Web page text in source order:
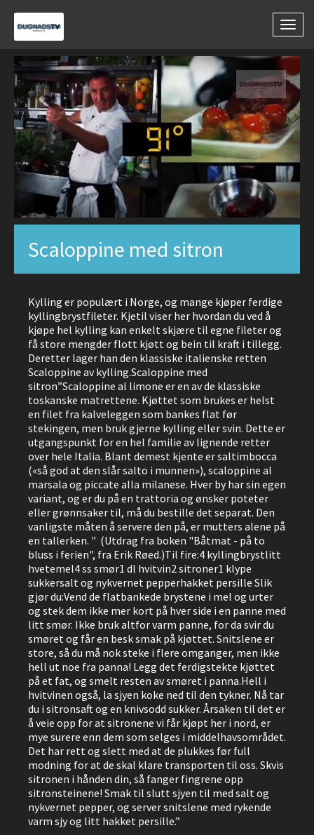
Scaloppine med sitron
Kylling er populært i Norge, og mange kjøper ferdige
kyllingbrystfileter. Kjetil viser her hvordan du ved å
kjøpe hel kylling kan enkelt skjære til egne fileter og
få store mengder flott kjøtt og bein til kraft i tillegg.
Deretter lager han den klassiske italienske retten
Scaloppine av kylling.Scaloppine med
sitron”Scaloppine al limone er en av de klassiske
toskanske matrettene. Kjøttet som brukes er helst
en filet fra kalveleggen som bankes flat før
stekingen, men bruk gjerne kylling eller svin. Dette er
utgangspunkt for en hel familie av lignende retter
over hele Italia. Blant demest kjente er saltimbocca
(«så god at den slår salto i munnen»), scaloppine al
marsala og piccate alla milanese. Hver by har sin egen
variant, og er du på en trattoria og ønsker poteter
eller grønnsaker til, må du bestille det separat. Den
vanligste måten å servere den på, er mutters alene på
en tallerken. " (Utdrag fra boken "Båtmat - på to
bluss i ferien", fra Erik Røed.)Til fire:4 kyllingbrystlitt
hvetemel4 ss smør1 dl hvitvin2 sitroner1 klype
sukkersalt og nykvernet pepperhakket persille Slik
gjør du:Vend de flatbankede brystene i mel og urter
og stek dem ikke mer kort på hver side i en panne med
litt smør. Ikke bruk altfor varm panne, for da svir du
smøret og får en besk smak på kjøttet. Snitslene er
store, så du må nok steke i flere omganger, men ikke
hell ut noe fra panna! Legg det ferdigstekte kjøttet
på et fat, og smelt resten av smøret i panna.Hell i
hvitvinen også, la sjyen koke ned til den tykner. Nå tar
du i sitronsaft og en knivsodd sukker. Årsaken til det er
å veie opp for at sitronene vi får kjøpt her i nord, er
mye surere enn dem som selges i middelhavsområdet.
Det har rett og slett med at de plukkes før full
modning for at de skal klare transporten til oss. Skvis
sitronen i hånden din, så fanger fingrene opp
sitronsteinene! Smak til slutt sjyen til med salt og
nykvernet pepper, og server snitslene med rykende
varm sjy og litt hakket persille.”